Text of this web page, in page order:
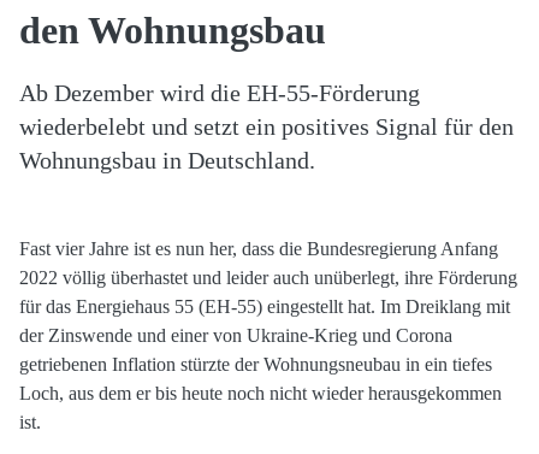
den Wohnungsbau
Ab Dezember wird die EH-55-Förderung
wiederbelebt und setzt ein positives Signal für den
Wohnungsbau in Deutschland.
Fast vier Jahre ist es nun her, dass die Bundesregierung Anfang
2022 völlig überhastet und leider auch unüberlegt, ihre Förderung
für das Energiehaus 55 (EH-55) eingestellt hat. Im Dreiklang mit
der Zinswende und einer von Ukraine-Krieg und Corona
getriebenen Inflation stürzte der Wohnungsneubau in ein tiefes
Loch, aus dem er bis heute noch nicht wieder herausgekommen
ist.